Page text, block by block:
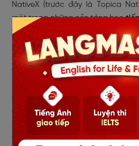
NativeX (trước đây là Topica
một trong những nền tảng học
tiếp onlinehàng đầu tại Đông
học tại NativeX đặc biệt chú
nănggiao tiếp tiếng Anh thực
viên cải thiện khả năng nói
cách nhanh chóng và hiệu quả.
giảng dạyP.I.A.L.E(Luyện tập,
giá, Giảng dạy, Kiểm tra) được
học viên không chỉ tiếp thu lý
áp dụng trực tiếp vào thực tế, tối